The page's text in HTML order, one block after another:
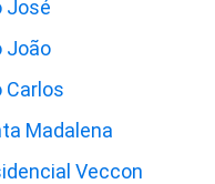
José
João
Carlos
Madalena
Veccon